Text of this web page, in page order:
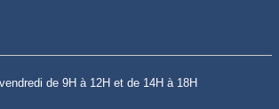
de 9H à 12H et de 14H à 18H